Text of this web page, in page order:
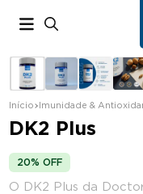
Início Imunidade &
DK2 Plus
20% OFF
O DK2 Plus da